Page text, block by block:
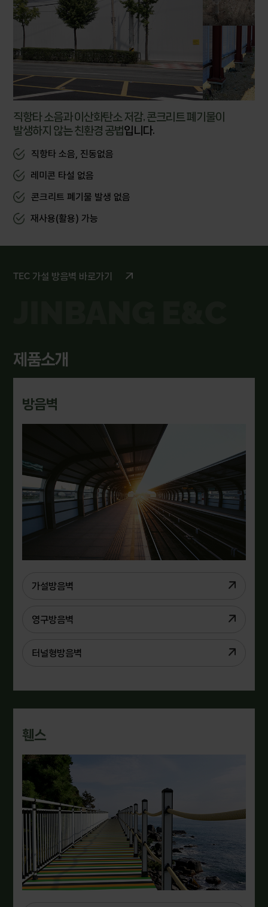
직항타 소음과 이산화탄소 저감, 콘크리트 폐기물이
발생하지 않는 친환경 공법입니다.
직항타 소음, 진동없음
레미콘 타설 없음
콘크리트 폐기물 발생 없음
재사용(활용) 가능
TEC 가설 방음벽 바로가기
제품소개
방음벽
가설방음벽
영구방음벽
터널형방음벽
휀스